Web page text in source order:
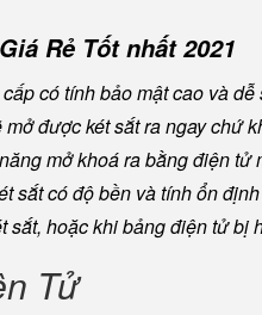
Rẻ Tốt nhất 2021
có tính bảo mật cao và
được két sắt ra ngay chứ
mở khoá ra bằng điện tử
sắt có độ bền và tính ổn
sắt, hoặc khi bảng điện tử bị
Tử